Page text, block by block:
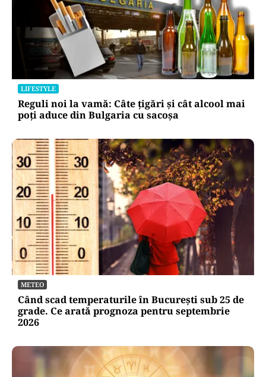
LIFESTYLE
Reguli noi la vamă: Câte țigări și cât alcool mai
poți aduce din Bulgaria cu sacoșa
METEO
Când scad temperaturile în București sub 25 de
grade. Ce arată prognoza pentru septembrie
2026